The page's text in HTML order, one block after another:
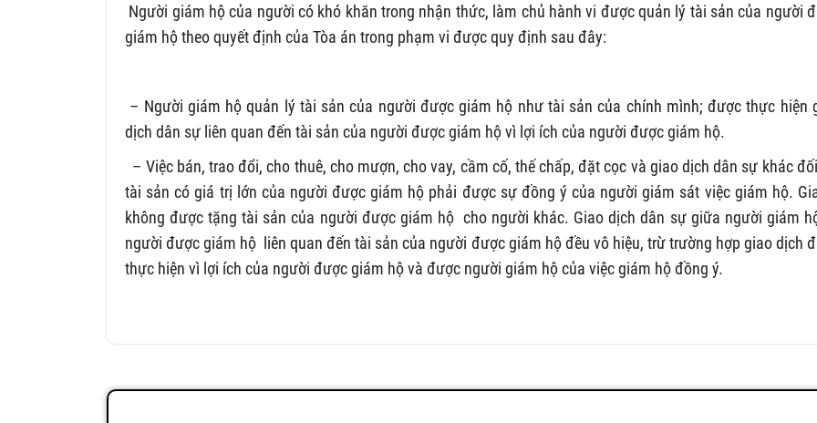
Người giám hộ của người có khó khăn trong nhận thức, làm chủ hành vi được quản lý tài sản của người
giám hộ theo quyết định của Tòa án trong phạm vi được quy định sau đây:
– Người giám hộ quản lý tài sản của người được giám hộ như tài sản của chính mình; được thực hiện
dịch dân sự liên quan đến tài sản của người được giám hộ vì lợi ích của người được giám hộ.
– Việc bán, trao đổi, cho thuê, cho mượn, cho vay, cầm cố, thế chấp, đặt cọc và giao dịch dân sự khác
tài sản có giá trị lớn của người được giám hộ phải được sự đồng ý của người giám sát việc giám hộ.
không được tặng tài sản của người được giám hộ cho người khác. Giao dịch dân sự giữa người giám
người được giám hộ liên quan đến tài sản của người được giám hộ đều vô hiệu, trừ trường hợp giao dịch
thực hiện vì lợi ích của người được giám hộ và được người giám hộ của việc giám hộ đồng ý.